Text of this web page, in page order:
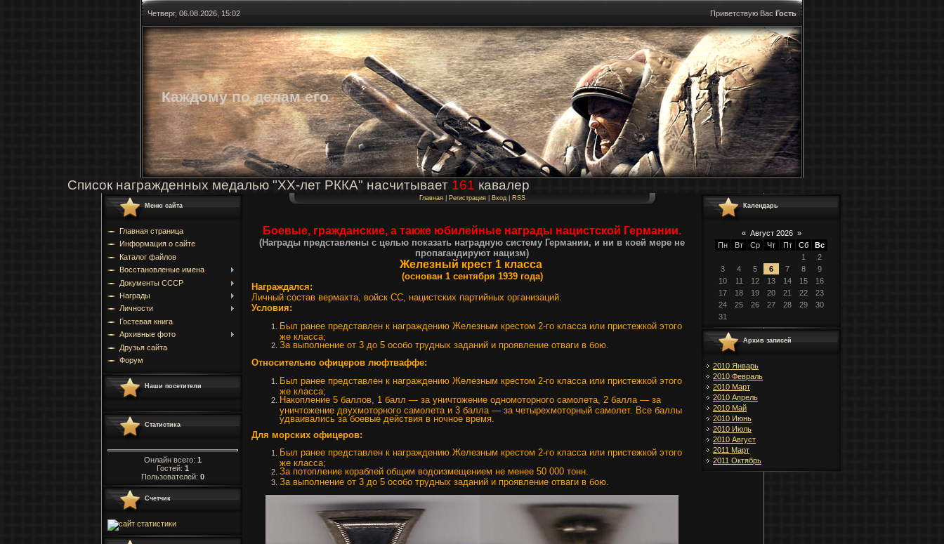
Четверг, 06.08.2026, 15:02 Приветствую Вас Гость
Каждому по делам его
Список награжденных медалью "ХХ-лет РККА" насчитывает 161 кавалер
Меню сайта
Главная страница
Информация о сайте
Каталог файлов
Восстановленые имена
Документы СССР
Награды
Личности
Гостевая книга
Архивные фото
Друзья сайта
Форум
Наши посетители
Статистика
Онлайн всего: 1
Гостей: 1
Пользователей: 0
Счетчик
Главная| Регистрация| Вход| RSS
Боевые, гражданские, а также юбилейные награды нацистской Германии.
(Награды представлены с целью показать наградную систему Германии, и ни в коей мере не
пропагандируют нацизм)
Железный крест 1 класса
(основан 1 сентября 1939 года)
Награждался:
Личный состав вермахта, войск СС, нацистских партийных организаций.
Условия:
Был ранее представлен к награждению Железным крестом 2-го класса или пристежкой этого
же класса;
За выполнение от 3 до 5 особо трудных заданий и проявление отваги в бою.
Относительно офицеров люфтваффе:
Был ранее представлен к награждению Железным крестом 2-го класса или пристежкой этого
же класса;
Накопление 5 баллов, 1 балл — за уничтожение одномоторного самолета, 2 балла — за
уничтожение двухмоторного самолета и 3 балла — за четырехмоторный самолет. Все баллы
удваивались за боевые действия в ночное время.
Для морских офицеров:
Был ранее представлен к награждению Железным крестом 2-го класса или пристежкой этого
же класса;
За потопление кораблей общим водоизмещением не менее 50 000 тонн.
За выполнение от 3 до 5 особо трудных заданий и проявление отваги в бою.
Календарь
« Август 2026 »
Пн
Вт Ср Чт Пт Сб
Вс
1
2
3
4 5 6 7 8
9
10
11 12 13 14 15
16
17
18 19 20 21 22
23
24
25 26 27 28 29
30
31
Архив записей
2010 Январь
2010 Февраль
2010 Март
2010 Апрель
2010 Май
2010 Июнь
2010 Июль
2010 Август
2011 Март
2011 Октябрь